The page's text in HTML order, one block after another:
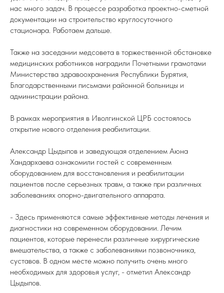
нас много задач. В процессе разработка проектно-сметной
документации на строительство круглосуточного
стационара. Работаем дальше.
Также на заседании медсовета в торжественной обстановке
медицинских работников наградили Почетными грамотами
Министерства здравоохранения Республики Бурятия,
Благодарственными письмами районной больницы и
администрации района.
В рамках мероприятия в Иволгинской ЦРБ состоялось
открытие нового отделения реабилитации.
Александр Цыдыпов и заведующая отделением Аюна
Хандархаева ознакомили гостей с современным
оборудованием для восстановления и реабилитации
пациентов после серьезных травм, а также при различных
заболеваниях опорно-двигательного аппарата.
- Здесь применяются самые эффективные методы лечения и
диагностики на современном оборудовании. Лечим
пациентов, которые перенесли различные хирургические
вмешательства, а также с заболеваниями позвоночника,
суставов. В одном месте можно получить очень много
необходимых для здоровья услуг, - отметил Александр
Цыдыпов.